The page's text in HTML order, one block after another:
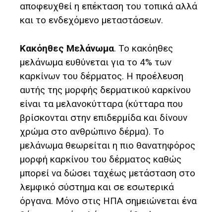
αποφευχθεί η επέκταση του τοπικά αλλά
και το ενδεχόμενο μεταστάσεων.
Κακόηθες Μελάνωμα. Το κακόηθες
μελάνωμα ευθύνεται για το 4% των
καρκίνων του δέρματος. Η προέλευση
αυτής της μορφής δερματικού καρκίνου
είναι τα μελανοκύτταρα (κύτταρα που
βρίσκονται στην επιδερμίδα και δίνουν
χρώμα στο ανθρώπινο δέρμα). Το
μελάνωμα θεωρείται η πιο θανατηφόρος
μορφή καρκίνου του δέρματος καθώς
μπορεί να δώσει ταχέως μετάσταση στο
λεμφικό σύστημα και σε εσωτερικά
όργανα. Μόνο στις ΗΠΑ σημειώνεται ένα